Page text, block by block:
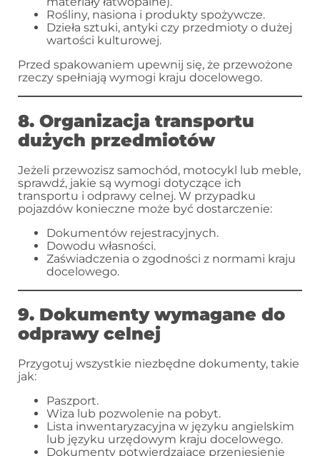
Rośliny, nasiona i produkty spożywcze.
Dzieła sztuki, antyki czy przedmioty o dużej
wartości kulturowej.
Przed spakowaniem upewnij się, że przewożone
rzeczy spełniają wymogi kraju docelowego.
8. Organizacja transportu
dużych przedmiotów
Jeżeli przewozisz samochód, motocykl lub meble,
sprawdź, jakie są wymogi dotyczące ich
transportu i odprawy celnej. W przypadku
pojazdów konieczne może być dostarczenie:
Dokumentów rejestracyjnych.
Dowodu własności.
Zaświadczenia o zgodności z normami kraju
docelowego.
9. Dokumenty wymagane do
odprawy celnej
Przygotuj wszystkie niezbędne dokumenty, takie
jak:
Paszport.
Wiza lub pozwolenie na pobyt.
Lista inwentaryzacyjna w języku angielskim
lub języku urzędowym kraju docelowego.
Dokumenty potwierdzające przeniesienie